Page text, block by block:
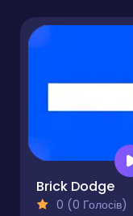
Brick Dodge
0 (0 Голосів)